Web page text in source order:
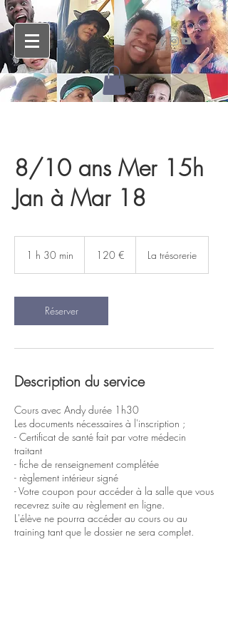
8/10 ans Mer 15h
Jan à Mar 18
1 h 30 min
m
i
n
120 € La trésorerie
Réserver
Description du service
Cours avec Andy durée 1h30
Les documents nécessaires à l'inscription ;
- Certificat de santé fait par votre médecin
traitant
- fiche de renseignement complétée
- règlement intérieur signé
- Votre coupon pour accéder à la salle que vous
recevrez suite au règlement en ligne.
L'élève ne pourra accéder au cours ou au
training tant que le dossier ne sera complet.